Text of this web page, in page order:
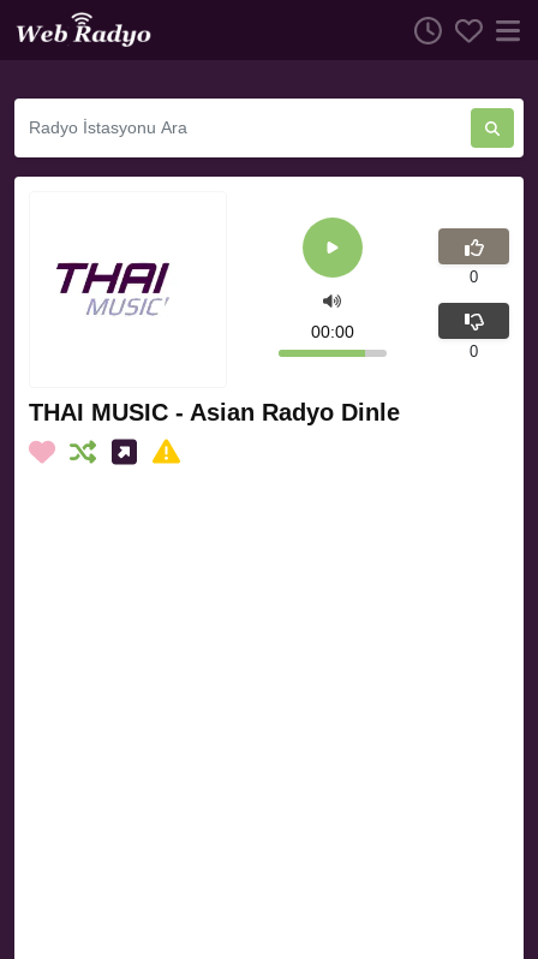
THAI MUSIC - Asian Radyo Dinle
00:00
0
0